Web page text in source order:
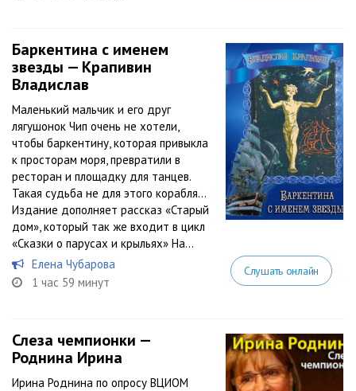
Баркентина с именем
звезды — Крапивин
Владислав
Маленький мальчик и его друг
лягушонок Чип очень не хотели,
чтобы баркентину, которая привыкла
к просторам моря, превратили в
ресторан и площадку для танцев.
Такая судьба не для этого корабля…
Издание дополняет рассказ «Старый
дом», который так же входит в цикл
«Сказки о парусах и крыльях» На...
Елена Чубарова
1 час 59 минут
Слушать онлайн
Слеза чемпионки —
Роднина Ирина
Ирина Роднина по опросу ВЦИОМ